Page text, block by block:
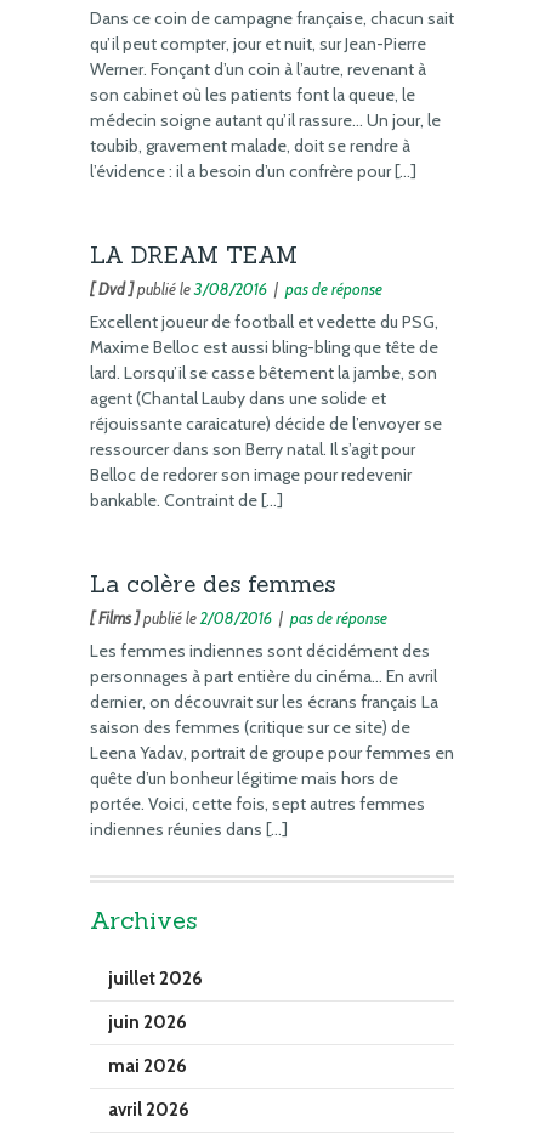
Dans ce coin de campagne française, chacun sait
qu’il peut compter, jour et nuit, sur Jean-Pierre
Werner. Fonçant d’un coin à l’autre, revenant à
son cabinet où les patients font la queue, le
médecin soigne autant qu’il rassure… Un jour, le
toubib, gravement malade, doit se rendre à
l’évidence : il a besoin d’un confrère pour […]
LA DREAM TEAM
[ Dvd ]publié le3/08/2016 | pas de réponse
Excellent joueur de football et vedette du PSG,
Maxime Belloc est aussi bling-bling que tête de
lard. Lorsqu’il se casse bêtement la jambe, son
agent (Chantal Lauby dans une solide et
réjouissante caraicature) décide de l’envoyer se
ressourcer dans son Berry natal. Il s’agit pour
Belloc de redorer son image pour redevenir
bankable. Contraint de […]
La colère des femmes
[ Films ]publié le2/08/2016 | pas de réponse
Les femmes indiennes sont décidément des
personnages à part entière du cinéma… En avril
dernier, on découvrait sur les écrans français La
saison des femmes (critique sur ce site) de
Leena Yadav, portrait de groupe pour femmes en
quête d’un bonheur légitime mais hors de
portée. Voici, cette fois, sept autres femmes
indiennes réunies dans […]
Archives
juillet 2026
juin 2026
mai 2026
avril 2026